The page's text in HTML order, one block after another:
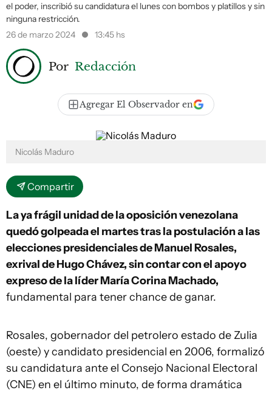
el poder, inscribió su candidatura el lunes con bombos y platillos y sin
ninguna restricción.
26 de marzo 2024
13:45 hs
Por Redacción
Agregar El Observador en
Nicolás Maduro
Compartir
La ya frágil unidad de la oposición venezolana
quedó golpeada el martes tras la postulación a las
elecciones presidenciales de Manuel Rosales,
exrival de Hugo Chávez, sin contar con el apoyo
expreso de la líder María Corina Machado,
fundamental para tener chance de ganar.
Rosales, gobernador del petrolero estado de Zulia
(oeste) y candidato presidencial en 2006, formalizó
su candidatura ante el Consejo Nacional Electoral
(CNE) en el último minuto, de forma dramática